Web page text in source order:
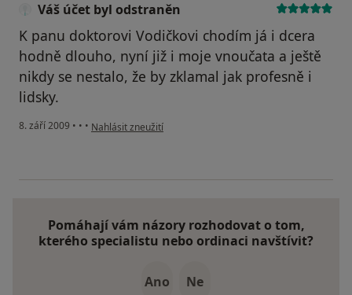
Váš účet byl odstraněn
K panu doktorovi Vodičkovi chodím já i dcera
hodně dlouho, nyní již i moje vnoučata a ještě
nikdy se nestalo, že by zklamal jak profesně i
lidsky.
8. září 2009 • • • podle názoru uživatele Váš účet byl odstraněn
Nahlásit zneužití
Pomáhají vám názory rozhodovat o tom,
kterého specialistu nebo ordinaci navštívit?
Ano Ne